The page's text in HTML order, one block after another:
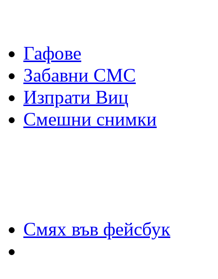
Гафове
Забавни СМС
Изпрати Виц
Смешни снимки
Смях във фейсбук